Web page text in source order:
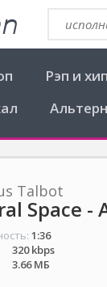
Рэп и
Talbot
Space
1:36
320 kbps
3.66 МБ